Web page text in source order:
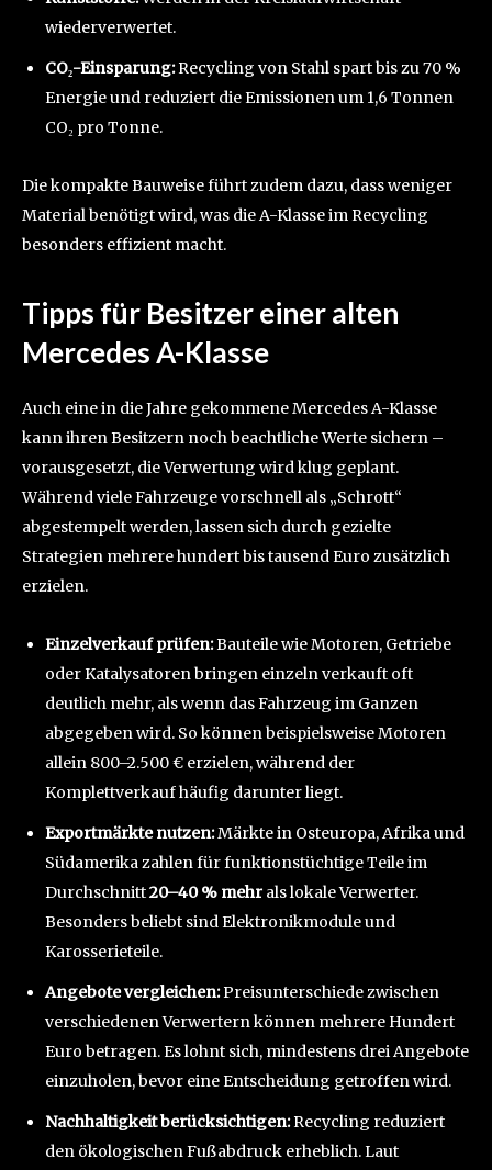
wiederverwertet.
CO₂-Einsparung:Recycling von Stahl spart bis zu 70 %
Energie und reduziert die Emissionen um 1,6 Tonnen
CO₂ pro Tonne.
Die kompakte Bauweise führt zudem dazu, dass weniger
Material benötigt wird, was die A-Klasse im Recycling
besonders effizient macht.
Tipps für Besitzer einer alten
Mercedes A-Klasse
Auch eine in die Jahre gekommene Mercedes A-Klasse
kann ihren Besitzern noch beachtliche Werte sichern –
vorausgesetzt, die Verwertung wird klug geplant.
Während viele Fahrzeuge vorschnell als „Schrott“
abgestempelt werden, lassen sich durch gezielte
Strategien mehrere hundert bis tausend Euro zusätzlich
erzielen.
Einzelverkauf prüfen:Bauteile wie Motoren, Getriebe
oder Katalysatoren bringen einzeln verkauft oft
deutlich mehr, als wenn das Fahrzeug im Ganzen
abgegeben wird. So können beispielsweise Motoren
allein 800–2.500 € erzielen, während der
Komplettverkauf häufig darunter liegt.
Exportmärkte nutzen:Märkte in Osteuropa, Afrika und
Südamerika zahlen für funktionstüchtige Teile im
Durchschnitt20–40 % mehr als lokale Verwerter.
Besonders beliebt sind Elektronikmodule und
Karosserieteile.
Angebote vergleichen:Preisunterschiede zwischen
verschiedenen Verwertern können mehrere Hundert
Euro betragen. Es lohnt sich, mindestens drei Angebote
einzuholen, bevor eine Entscheidung getroffen wird.
Nachhaltigkeit berücksichtigen:Recycling reduziert
den ökologischen Fußabdruck erheblich. Laut